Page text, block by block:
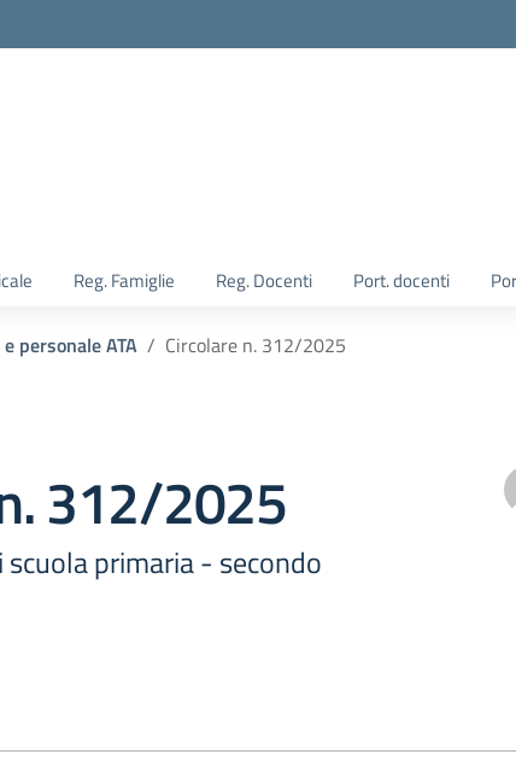
Reg. Famiglie Reg. Docenti Port. docenti
personale ATA Circolare n. 312/2025
312/2025
primaria - secondo